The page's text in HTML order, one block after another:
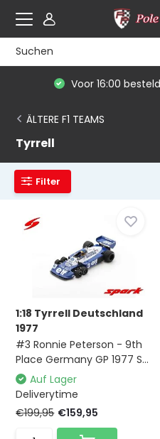
Voor 16:00
ÄLTERE F1 TEAMS
Tyrrell
Filter
1:18 Tyrrell Deutschland
1977
#3 Ronnie Peterson - 9th
Place Germany GP 1977 S...
Auf Lager
Deliverytime
€199,95 €159,95